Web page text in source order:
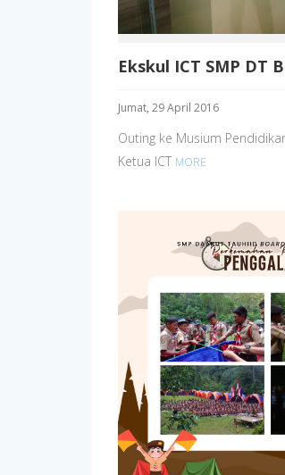
Ekskul ICT SMP DT
Jumat, 29 April 2016
Outing ke Musium
Ketua ICT MORE